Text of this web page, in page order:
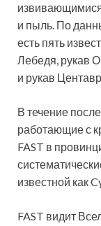
и пыль. По
есть пять
Лебедя, рукав
и рукав
В течение
работающие с
FAST в
известной как
FAST видит